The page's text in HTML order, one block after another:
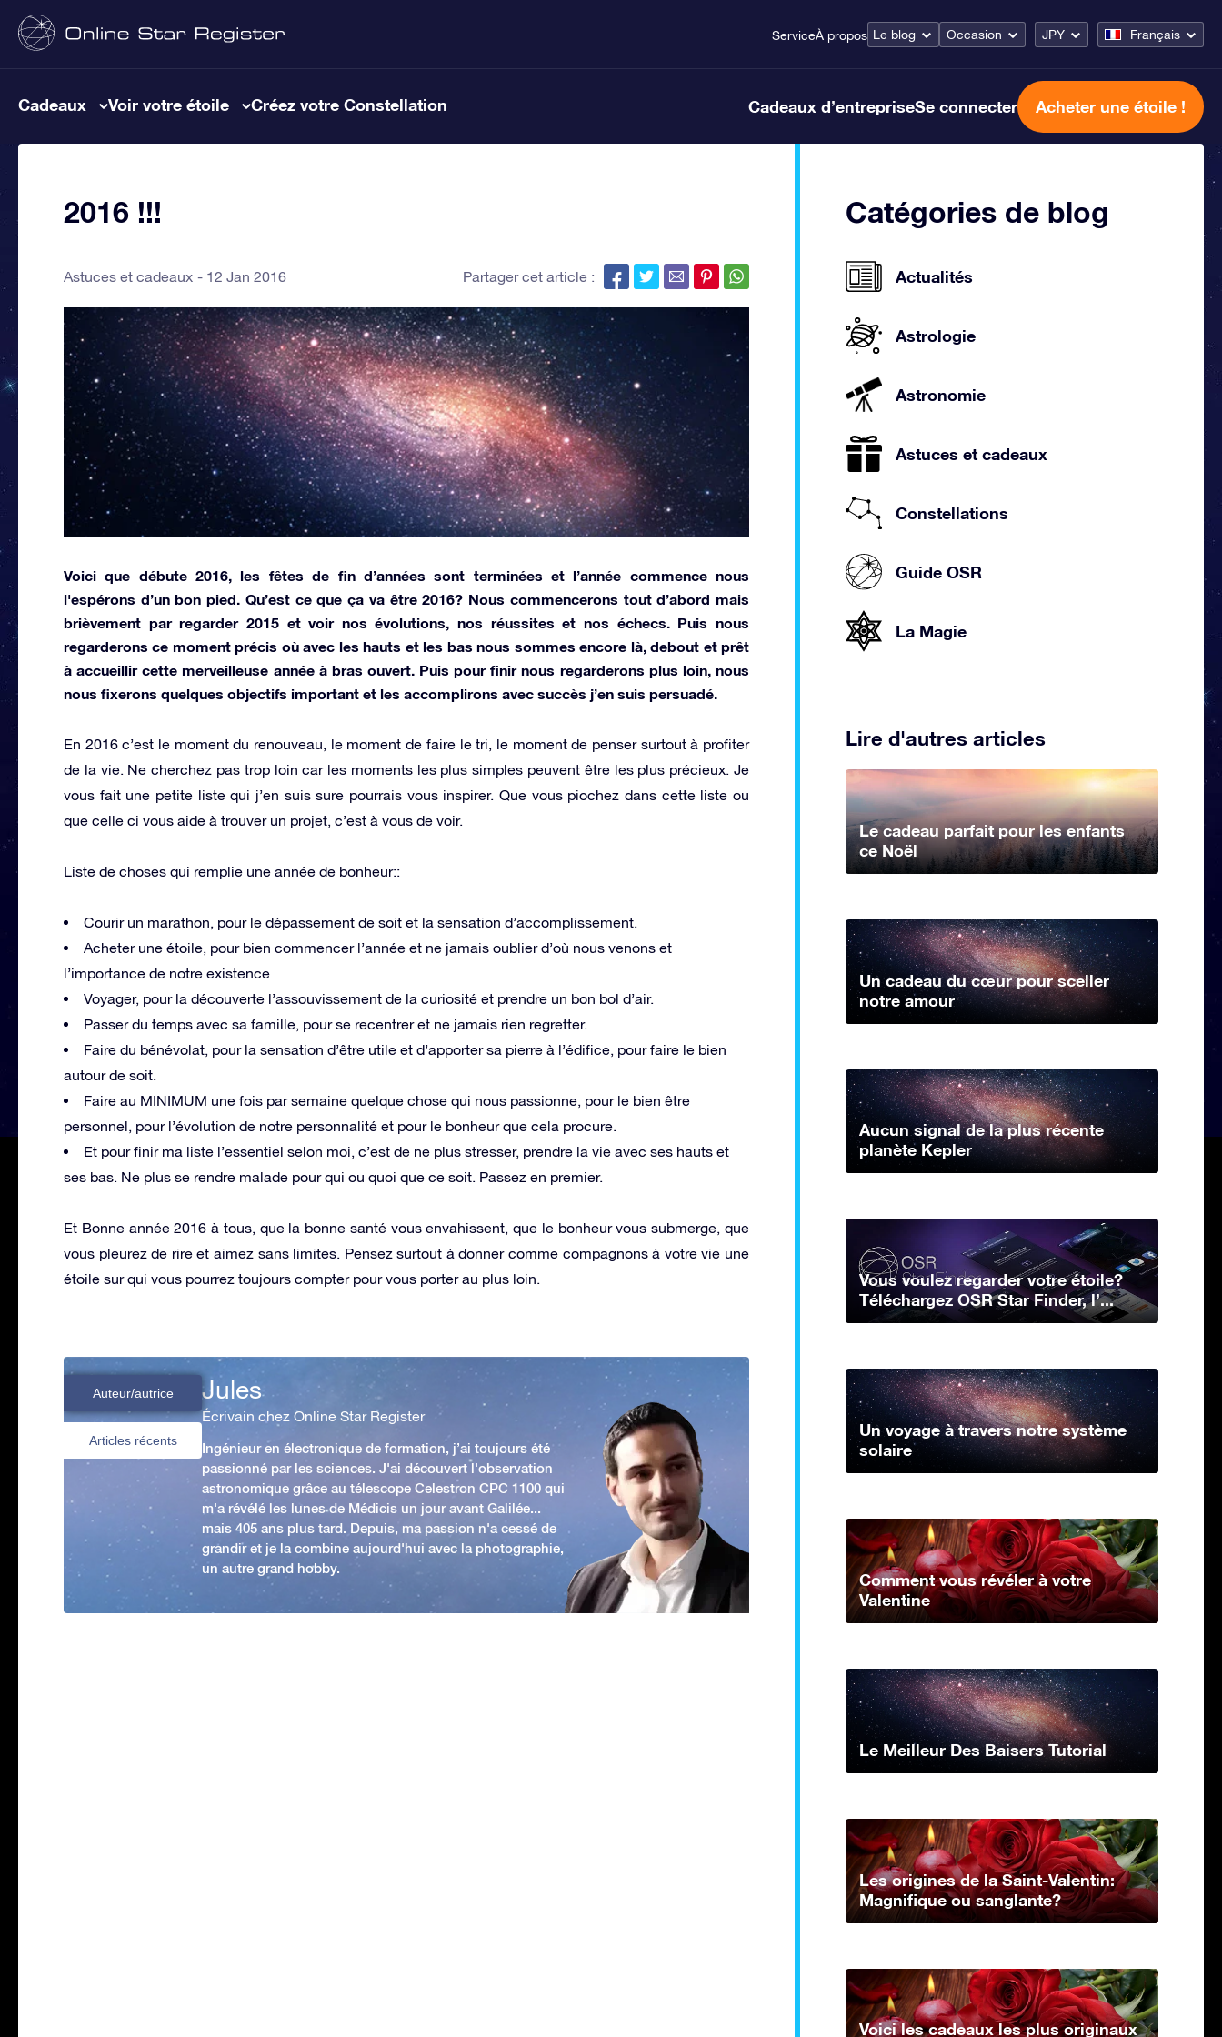
ServiceÀ propos Le blog Occasion JPY Français
Cadeaux Voir votre étoile Créez votre Constellation Cadeaux d’entrepriseSe connecter Acheter une étoile !
2016 !!!
Astuces et cadeaux 12 Jan 2016 Partager cet article :
Voici que débute 2016, les fêtes de fin d’années sont terminées et l’année commence nous
l'espérons d’un bon pied. Qu’est ce que ça va être 2016? Nous commencerons tout d’abord mais
brièvement par regarder 2015 et voir nos évolutions, nos réussites et nos échecs. Puis nous
regarderons ce moment précis où avec les hauts et les bas nous sommes encore là, debout et prêt
à accueillir cette merveilleuse année à bras ouvert. Puis pour finir nous regarderons plus loin, nous
nous fixerons quelques objectifs important et les accomplirons avec succès j’en suis persuadé.
En 2016 c’est le moment du renouveau, le moment de faire le tri, le moment de penser surtout à profiter
de la vie. Ne cherchez pas trop loin car les moments les plus simples peuvent être les plus précieux. Je
vous fait une petite liste qui j’en suis sure pourrais vous inspirer. Que vous piochez dans cette liste ou
que celle ci vous aide à trouver un projet, c’est à vous de voir.
Liste de choses qui remplie une année de bonheur::
Courir un marathon, pour le dépassement de soit et la sensation d’accomplissement.
Acheter une étoile, pour bien commencer l’année et ne jamais oublier d’où nous venons et
l’importance de notre existence
Voyager, pour la découverte l’assouvissement de la curiosité et prendre un bon bol d’air.
Passer du temps avec sa famille, pour se recentrer et ne jamais rien regretter.
Faire du bénévolat, pour la sensation d’être utile et d’apporter sa pierre à l’édifice, pour faire le bien
autour de soit.
Faire au MINIMUM une fois par semaine quelque chose qui nous passionne, pour le bien être
personnel, pour l’évolution de notre personnalité et pour le bonheur que cela procure.
Et pour finir ma liste l’essentiel selon moi, c’est de ne plus stresser, prendre la vie avec ses hauts et
ses bas. Ne plus se rendre malade pour qui ou quoi que ce soit. Passez en premier.
Et Bonne année 2016 à tous, que la bonne santé vous envahissent, que le bonheur vous submerge, que
vous pleurez de rire et aimez sans limites. Pensez surtout à donner comme compagnons à votre vie une
étoile sur qui vous pourrez toujours compter pour vous porter au plus loin.
Auteur/autrice
Articles récents
Jules
Écrivain chez Online Star Register
Ingénieur en électronique de formation, j’ai toujours été
passionné par les sciences. J'ai découvert l'observation
astronomique grâce au télescope Celestron CPC 1100 qui
m'a révélé les lunes de Médicis un jour avant Galilée...
mais 405 ans plus tard. Depuis, ma passion n'a cessé de
grandir et je la combine aujourd'hui avec la photographie,
un autre grand hobby.
Catégories de blog
Actualités
Astrologie
Astronomie
Astuces et cadeaux
Constellations
Guide OSR
La Magie
Lire d'autres articles
Le cadeau parfait pour les enfants
ce Noël
Un cadeau du cœur pour sceller
notre amour
Aucun signal de la plus récente
planète Kepler
Vous voulez regarder votre étoile?
Téléchargez OSR Star Finder, l’...
Un voyage à travers notre système
solaire
Comment vous révéler à votre
Valentine
Le Meilleur Des Baisers Tutorial
Les origines de la Saint-Valentin:
Magnifique ou sanglante?
Voici les cadeaux les plus originaux